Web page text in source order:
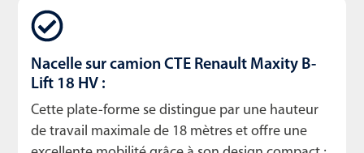
Nacelle sur camion CTE Renault Maxity B-
Lift 18 HV :
Cette plate-forme se distingue par une hauteur
de travail maximale de 18 mètres et offre une